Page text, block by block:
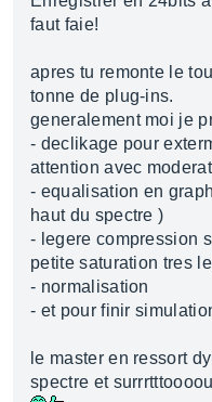
faut faie!
apres tu remonte le
tonne de plug-ins.
generalement moi je
- declikage pour
attention avec
- equalisation en
haut du spectre )
- legere compression
petite saturation tres
- normalisation
- et pour finir
le master en ressort
spectre et